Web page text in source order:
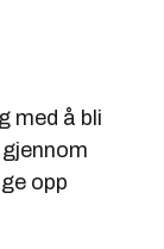
med å bli
opp